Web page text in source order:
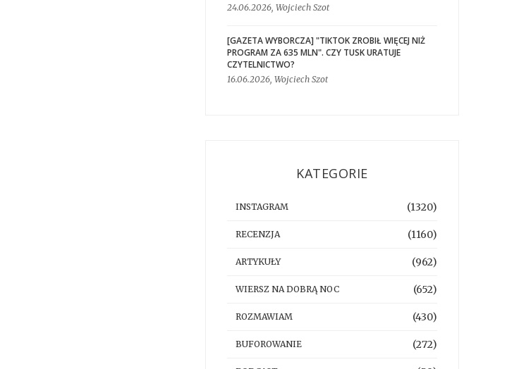
24.06.2026, Wojciech Szot
[GAZETA WYBORCZA] "TIKTOK ZROBIŁ WIĘCEJ NIŻ
PROGRAM ZA 635 MLN". CZY TUSK URATUJE
CZYTELNICTWO?
16.06.2026, Wojciech Szot
KATEGORIE
INSTAGRAM (1320)
RECENZJA (1160)
ARTYKUŁY (962)
WIERSZ NA DOBRĄ NOC (652)
ROZMAWIAM (430)
BUFOROWANIE (272)